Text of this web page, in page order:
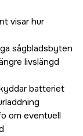
visar hur
sågbladsbyten
livslängd
batteriet
om eventuell